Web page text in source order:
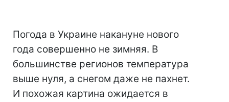
Погода в Украине накануне нового
года совершенно не зимняя. В
большинстве регионов температура
выше нуля, а снегом даже не пахнет.
И похожая картина ожидается в